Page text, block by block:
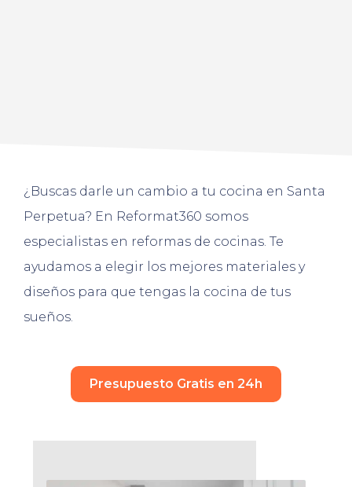
¿Buscas darle un cambio a tu cocina en Santa
Perpetua? En Reformat360 somos
especialistas en reformas de cocinas. Te
ayudamos a elegir los mejores materiales y
diseños para que tengas la cocina de tus
sueños.
Presupuesto Gratis en 24h